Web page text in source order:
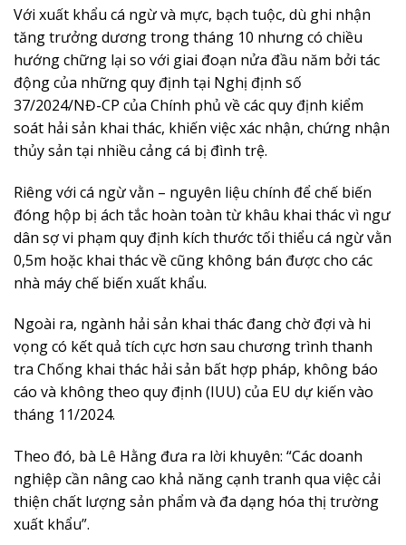
Với xuất khẩu cá ngừ và mực, bạch tuộc, dù ghi nhận
tăng trưởng dương trong tháng 10 nhưng có chiều
hướng chững lại so với giai đoạn nửa đầu năm bởi tác
động của những quy định tại Nghị định số
37/2024/NĐ-CP của Chính phủ về các quy định kiểm
soát hải sản khai thác, khiến việc xác nhận, chứng nhận
thủy sản tại nhiều cảng cá bị đình trệ.
Riêng với cá ngừ vằn – nguyên liệu chính để chế biến
đóng hộp bị ách tắc hoàn toàn từ khâu khai thác vì ngư
dân sợ vi phạm quy định kích thước tối thiểu cá ngừ vằn
0,5m hoặc khai thác về cũng không bán được cho các
nhà máy chế biến xuất khẩu.
Ngoài ra, ngành hải sản khai thác đang chờ đợi và hi
vọng có kết quả tích cực hơn sau chương trình thanh
tra Chống khai thác hải sản bất hợp pháp, không báo
cáo và không theo quy định (IUU) của EU dự kiến vào
tháng 11/2024.
Theo đó, bà Lê Hằng đưa ra lời khuyên: “Các doanh
nghiệp cần nâng cao khả năng cạnh tranh qua việc cải
thiện chất lượng sản phẩm và đa dạng hóa thị trường
xuất khẩu”.